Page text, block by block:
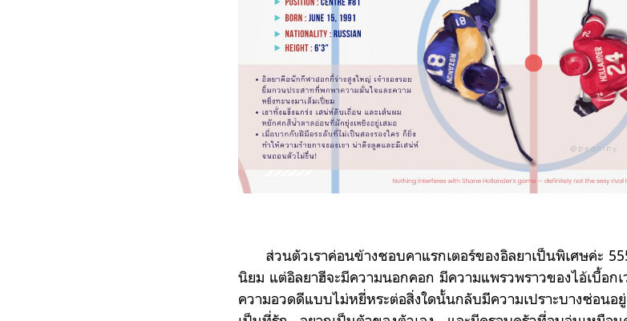
ส่วนตัวเราค่อนข้างชอบคาแรกเตอร์ของอิลยาเป็นพิเศษค่ะ
นิยม แต่อิลยาฮีจะมีความนอกคอก มีความแพรวพราวของไอ้เบื้อก
ความอวดดีแบบไม่หยี่หระต่อสิ่งใดนั้นกลับมีความเปราะบางซ่อน